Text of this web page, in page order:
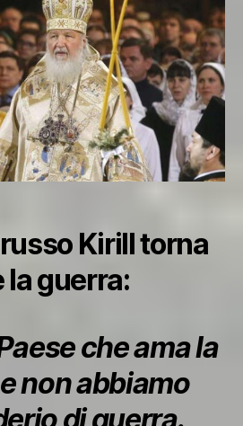
Kirill torna
la guerra:
che ama la
non abbiamo
di guerra.